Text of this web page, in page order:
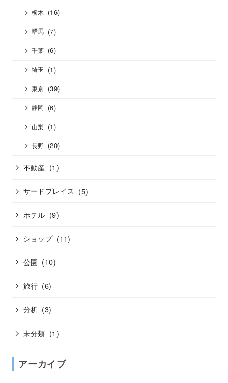
栃木 (16)
群馬 (7)
千葉 (6)
埼玉 (1)
東京 (39)
静岡 (6)
山梨 (1)
長野 (20)
不動産 (1)
サードプレイス (5)
ホテル (9)
ショップ (11)
公園 (10)
旅行 (6)
分析 (3)
未分類 (1)
アーカイブ